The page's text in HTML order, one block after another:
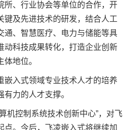
所、行业协会等单位的合作，开
键及先进技术的研发，结合人工
通、智慧 医疗、 电力与储能等具
动科技成果转化，打造企业创新
地位。
嵌入式领域专业技术人才的培养
力的人才支撑。
机控制系统技术创新中心”，对飞
点。今后，飞凌嵌入式将继续加